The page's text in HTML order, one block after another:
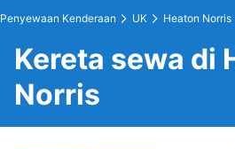
Penyewaan Kenderaan UK Heaton Norris
Kereta sewa di
Norris